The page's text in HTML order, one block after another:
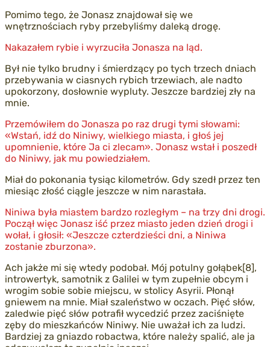
Pomimo tego, że Jonasz znajdował się we
wnętrznościach ryby przebyliśmy daleką drogę.
Nakazałem rybie i wyrzuciła Jonasza na ląd.
Był nie tylko brudny i śmierdzący po tych trzech dniach
przebywania w ciasnych rybich trzewiach, ale nadto
upokorzony, dosłownie wypluty. Jeszcze bardziej zły na
mnie.
Przemówiłem do Jonasza po raz drugi tymi słowami:
«Wstań, idź do Niniwy, wielkiego miasta, i głoś jej
upomnienie, które Ja ci zlecam». Jonasz wstał i poszedł
do Niniwy, jak mu powiedziałem.
Miał do pokonania tysiąc kilometrów. Gdy szedł przez ten
miesiąc złość ciągle jeszcze w nim narastała.
Niniwa była miastem bardzo rozległym – na trzy dni drogi.
Począł więc Jonasz iść przez miasto jeden dzień drogi i
wołał, i głosił: «Jeszcze czterdzieści dni, a Niniwa
zostanie zburzona».
Ach jakże mi się wtedy podobał. Mój potulny gołąbek[8],
introwertyk, samotnik z Galilei w tym zupełnie obcym i
wrogim sobie sobie miejscu, w stolicy Asyrii. Płonął
gniewem na mnie. Miał szaleństwo w oczach. Pięć słów,
zaledwie pięć słów potrafił wycedzić przez zaciśnięte
zęby do mieszkańców Niniwy. Nie uważał ich za ludzi.
Bardziej za gniazdo robactwa, które należy spalić, ale ja